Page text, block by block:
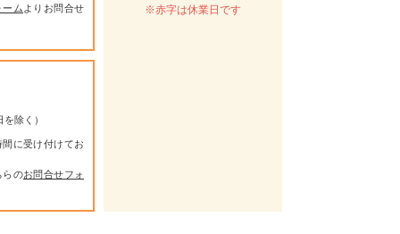
ーム よりお問合せ
除く）
に受け付けてお
らのお問合せフォ
※赤字は休業日です